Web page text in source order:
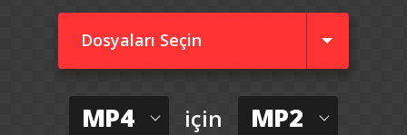
Dosyaları Seçin
MP4 için MP2